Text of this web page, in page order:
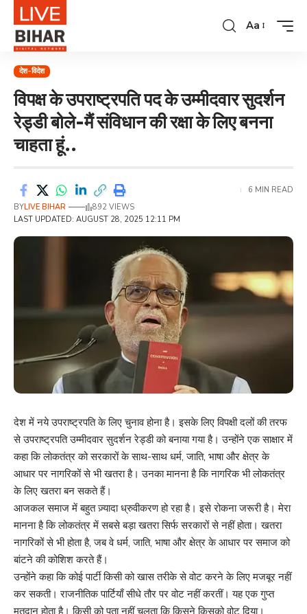
Aa
देश-विदेश
विपक्ष के उपराष्ट्रपति पद के उम्मीदवार सुदर्शन
रेड्डी बोले-मैं संविधान की रक्षा के लिए बनना
चाहता हूं..
LAST UPDATED: AUGUST 28, 2025 12:11 PM
BYLIVE BIHAR 892 VIEWS
6 MIN READ
देश में नये उपराष्ट्रपति के लिए चुनाव होना है। इसके लिए विपक्षी दलों की तरफ
से उपराष्ट्रपति उम्मीदवार सुदर्शन रेड्डी को बनाया गया है। उन्होंने एक साक्षार में
कहा कि लोकतंत्र को सरकारों के साथ-साथ धर्म, जाति, भाषा और क्षेत्र के
आधार पर नागरिकों से भी खतरा है। उनका मानना है कि नागरिक भी लोकतंत्र
के लिए खतरा बन सकते हैं।
आजकल समाज में बहुत ज़्यादा ध्रुवीकरण हो रहा है। इसे रोकना जरूरी है। मेरा
मानना है कि लोकतंत्र में सबसे बड़ा खतरा सिर्फ सरकारों से नहीं होता। खतरा
नागरिकों से भी होता है, जब वे धर्म, जाति, भाषा और क्षेत्र के आधार पर समाज को
बांटने की कोशिश करते हैं।
उन्होंने कहा कि कोई पार्टी किसी को खास तरीके से वोट करने के लिए मजबूर नहीं
कर सकती। राजनीतिक पार्टियाँ सीधे तौर पर वोट नहीं करतीं। यह एक गुप्त